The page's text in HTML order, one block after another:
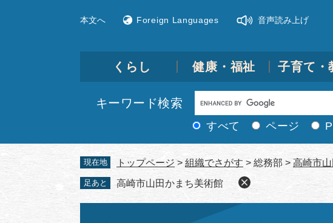
本文へ Foreign Languages 音声読み上げ
くらし 健康・福祉 子育て・
キーワード検索
Google
カ
検
すべて ページ
現在地 トップページ > 組織でさがす > 総務部 > 高崎市
足あと 高崎市山田かまち美術館